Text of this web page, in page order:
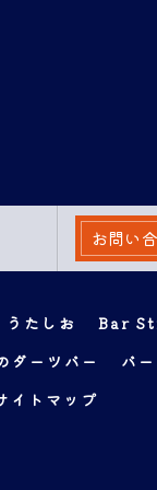
お問い
たしお Bar
ダーツバー
バー
イトマップ